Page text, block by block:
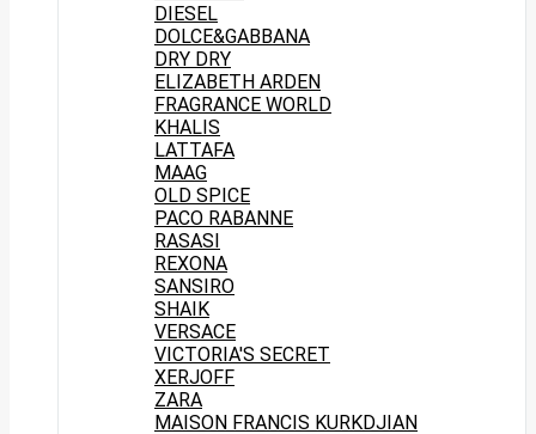
DIESEL
DOLCE&GABBANA
DRY DRY
ELIZABETH ARDEN
FRAGRANCE WORLD
KHALIS
LATTAFA
MAAG
OLD SPICE
PACO RABANNE
RASASI
REXONA
SANSIRO
SHAIK
VERSACE
VICTORIA'S SECRET
XERJOFF
ZARA
MAISON FRANCIS KURKDJIAN